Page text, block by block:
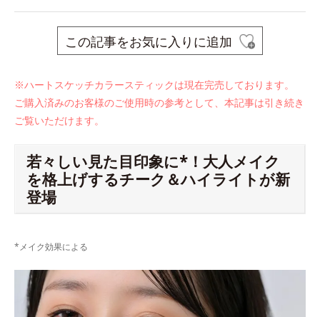
この記事をお気に入りに追加
※ハートスケッチカラースティックは現在完売しております。
ご購入済みのお客様のご使用時の参考として、本記事は引き続き
ご覧いただけます。
若々しい見た目印象に*！大人メイク
を格上げするチーク＆ハイライトが新
登場
*メイク効果による